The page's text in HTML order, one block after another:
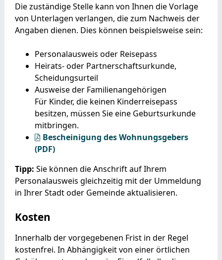
Die zuständige Stelle kann von Ihnen die Vorlage
von Unterlagen verlangen, die zum Nachweis der
Angaben dienen. Dies können beispielsweise sein:
Personalausweis oder Reisepass
Heirats- oder Partnerschaftsurkunde,
Scheidungsurteil
Ausweise der Familienangehörigen
Für Kinder, die keinen Kinderreisepass
besitzen, müssen Sie eine Geburtsurkunde
mitbringen.
Bescheinigung des Wohnungsgebers
(PDF)
Tipp: Sie können die Anschrift auf Ihrem
Personalausweis gleichzeitig mit der Ummeldung
in Ihrer Stadt oder Gemeinde aktualisieren.
Kosten
Innerhalb der vorgegebenen Frist in der Regel
kostenfrei. In Abhängigkeit von einer örtlichen